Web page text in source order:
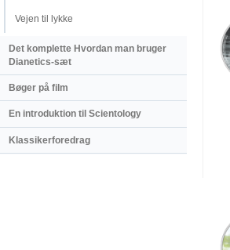
Vejen til lykke
Det komplette Hvordan man bruger
Dianetics-sæt
Bøger på film
En introduktion til Scientology
Klassikerforedrag